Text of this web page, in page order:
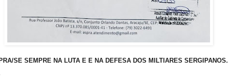
SE SEMPRE NA LUTA E E NA DEFESA DOS MILTIARES SERGIPANOS.